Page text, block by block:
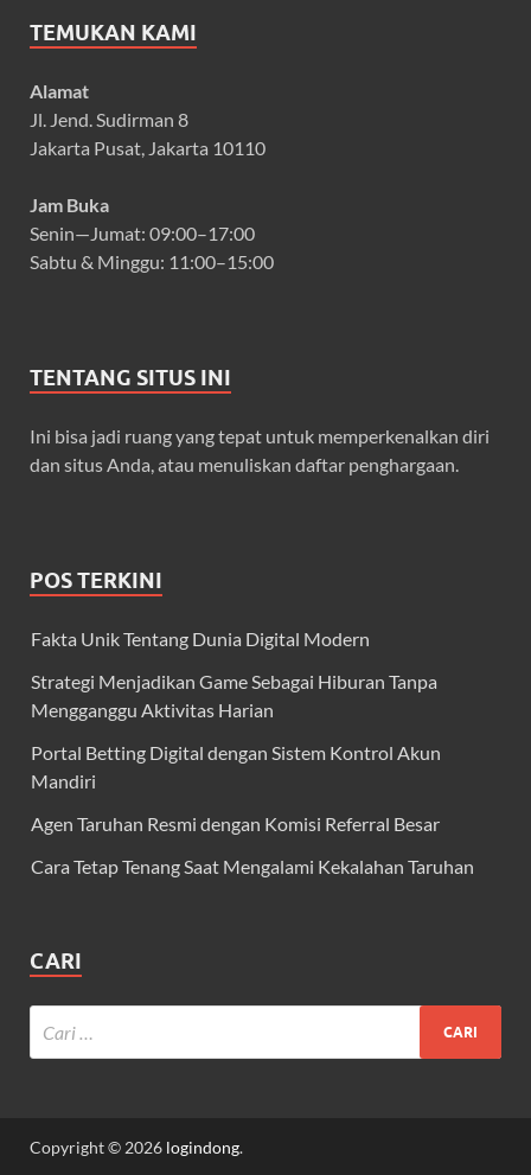
TEMUKAN KAMI
Alamat
Jl. Jend. Sudirman 8
Jakarta Pusat, Jakarta 10110
Jam Buka
Senin—Jumat: 09:00–17:00
Sabtu & Minggu: 11:00–15:00
TENTANG SITUS INI
Ini bisa jadi ruang yang tepat untuk memperkenalkan diri
dan situs Anda, atau menuliskan daftar penghargaan.
POS TERKINI
Fakta Unik Tentang Dunia Digital Modern
Strategi Menjadikan Game Sebagai Hiburan Tanpa
Mengganggu Aktivitas Harian
Portal Betting Digital dengan Sistem Kontrol Akun
Mandiri
Agen Taruhan Resmi dengan Komisi Referral Besar
Cara Tetap Tenang Saat Mengalami Kekalahan Taruhan
CARI
Copyright © 2026 logindong.